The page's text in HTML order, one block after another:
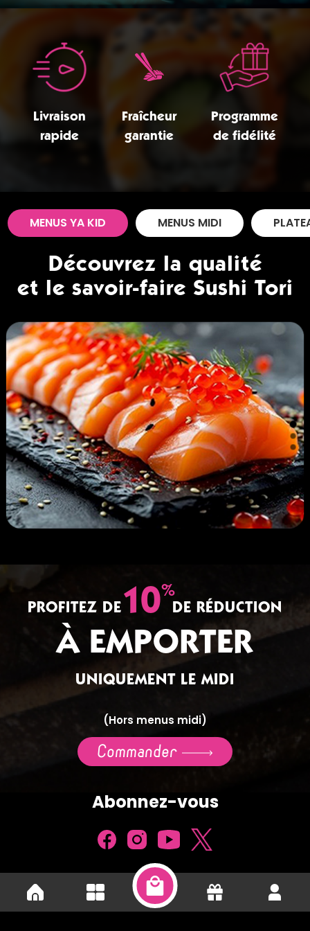
Livraison
rapide
Fraîcheur
garantie
Programme
de fidélité
MENUS YA KID MENUS MIDI
Découvrez la qualité
et le savoir-faire Sushi Tori
PROFITEZ DE10%
DE RÉDUCTION
À EMPORTER
UNIQUEMENT LE MIDI
(Hors menus midi)
Commander
Abonnez-vous